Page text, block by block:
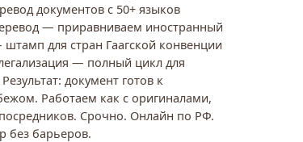
документов с 50+ языков
— приравниваем иностранный
для стран Гаагской конвенции
— полный цикл для
документ готов к
Работаем как с оригиналами,
Срочно. Онлайн по РФ.
без барьеров.